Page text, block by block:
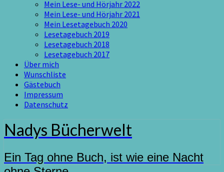
Mein Lese- und Hörjahr 2022
Mein Lese- und Hörjahr 2021
Mein Lesetagebuch 2020
Lesetagebuch 2019
Lesetagebuch 2018
Lesetagebuch 2017
Über mich
Wunschliste
Gästebuch
Impressum
Datenschutz
Nadys Bücherwelt
Ein Tag ohne Buch, ist wie eine Nacht